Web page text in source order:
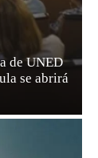
de UNED
se abrirá